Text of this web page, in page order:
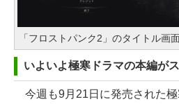
「フロストパンク2」のタイトル画
いよいよ極寒ドラマの本編が
今週も9月21日に発売された